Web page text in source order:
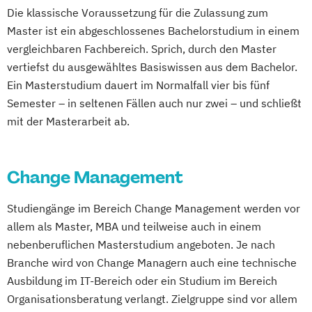
Krankenhaushygiene
Management
Management von
Gesundheitsunternehmen
Marketing (EN)
Medical and Pharmaceutical Biotechnology
(EN)
Biomedicine (EN)
StartUp Management (EN)
Sustainable Chemistry and Digital
Processing (EN)
Tourism and Leisure Management (EN)
Umwelt- und Nachhaltigkeitsmanagement
Die klassische Voraussetzung für die Zulassung zum
Master ist ein abgeschlossenes Bachelorstudium in einem
vergleichbaren Fachbereich. Sprich, durch den Master
vertiefst du ausgewähltes Basiswissen aus dem Bachelor.
Ein Masterstudium dauert im Normalfall vier bis fünf
Semester – in seltenen Fällen auch nur zwei – und schließt
mit der Masterarbeit ab.
Change Management
Studiengänge im Bereich Change Management werden vor
allem als Master, MBA und teilweise auch in einem
nebenberuflichen Masterstudium angeboten. Je nach
Branche wird von Change Managern auch eine technische
Ausbildung im IT-Bereich oder ein Studium im Bereich
Organisationsberatung verlangt. Zielgruppe sind vor allem